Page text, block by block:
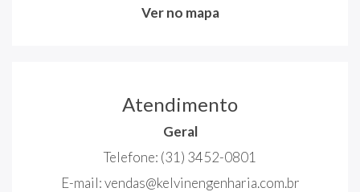
Ver no mapa
Atendimento
Geral
Telefone: (31) 3452-0801
E-mail:vendas@kelvinengenharia.com.br